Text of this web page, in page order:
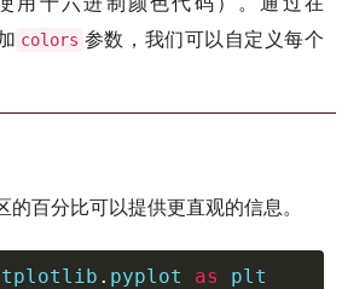
colors 参数，我们可以自定义每个
百分比可以提供更直观的信息。
. pyplot as plt